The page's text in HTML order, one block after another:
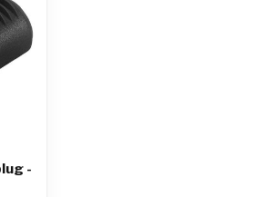
-